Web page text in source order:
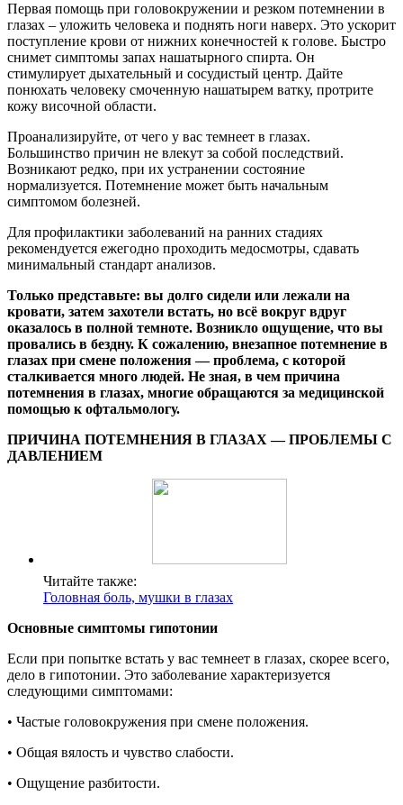
Первая помощь при головокружении и резком потемнении в
глазах – уложить человека и поднять ноги наверх. Это ускорит
поступление крови от нижних конечностей к голове. Быстро
снимет симптомы запах нашатырного спирта. Он
стимулирует дыхательный и сосудистый центр. Дайте
понюхать человеку смоченную нашатырем ватку, протрите
кожу височной области.
Проанализируйте, от чего у вас темнеет в глазах.
Большинство причин не влекут за собой последствий.
Возникают редко, при их устранении состояние
нормализуется. Потемнение может быть начальным
симптомом болезней.
Для профилактики заболеваний на ранних стадиях
рекомендуется ежегодно проходить медосмотры, сдавать
минимальный стандарт анализов.
Только представьте: вы долго сидели или лежали на
кровати, затем захотели встать, но всё вокруг вдруг
оказалось в полной темноте. Возникло ощущение, что вы
провались в бездну. К сожалению, внезапное потемнение в
глазах при смене положения — проблема, с которой
сталкивается много людей. Не зная, в чем причина
потемнения в глазах, многие обращаются за медицинской
помощью к офтальмологу.
ПРИЧИНА ПОТЕМНЕНИЯ В ГЛАЗАХ — ПРОБЛЕМЫ С
ДАВЛЕНИЕМ
Читайте также:
Головная боль, мушки в глазах
Основные симптомы гипотонии
Если при попытке встать у вас темнеет в глазах, скорее всего,
дело в гипотонии. Это заболевание характеризуется
следующими симптомами:
• Частые головокружения при смене положения.
• Общая вялость и чувство слабости.
• Ощущение разбитости.